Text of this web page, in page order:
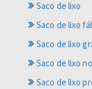
Saco de lixo
Saco de lixo
Saco de lixo
Saco de lixo
Saco de lixo